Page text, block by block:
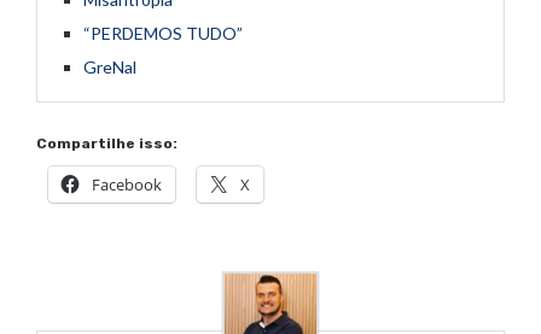
“PERDEMOS TUDO”
GreNal
Compartilhe isso:
Facebook X